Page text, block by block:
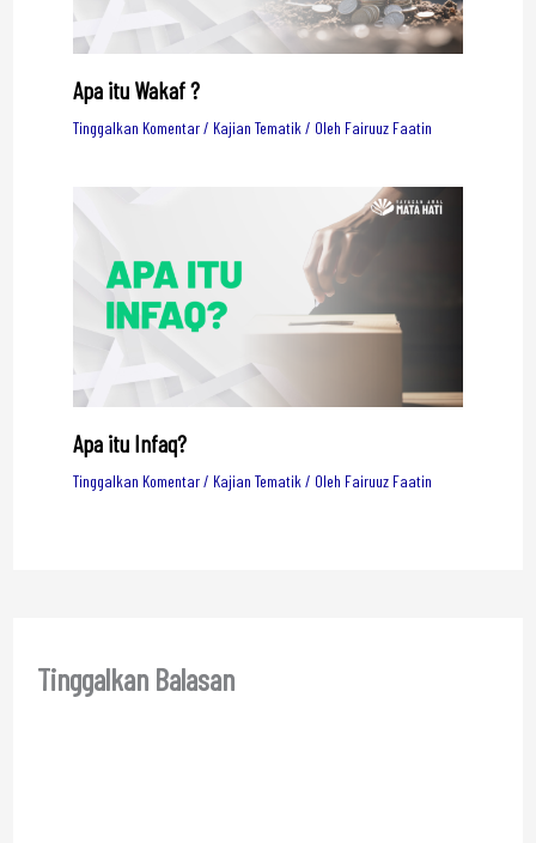
Apa itu Wakaf ?
Tinggalkan Komentar/ Kajian Tematik/ Oleh Fairuuz Faatin
Apa itu Infaq?
Tinggalkan Komentar/ Kajian Tematik / Oleh Fairuuz Faatin
Tinggalkan Balasan